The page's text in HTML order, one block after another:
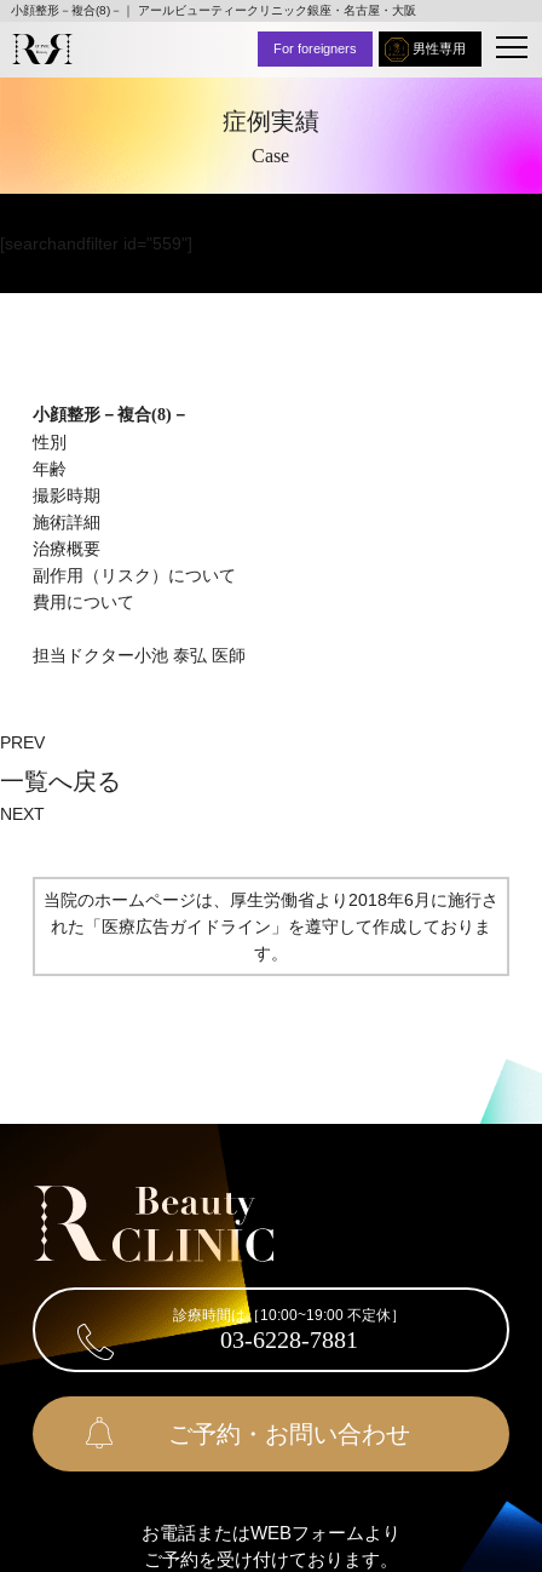
小顔整形－複合(8)－｜ アールビューティークリニック銀座・名古屋・大阪
男性専用
For foreigners
症例実績
Case
[searchandfilter id="559"]
小顔整形－複合(8)－
性別
年齢
撮影時期
施術詳細
治療概要
副作⽤（リスク）について
費⽤について
担当ドクター小池 泰弘 医師
PREV
⼀覧へ戻る
NEXT
当院のホームページは、厚生労働省より2018年6月に施行さ
れた 「医療広告ガイドライン」を遵守して作成しておりま
す。
診療時間は［10:00~19:00 不定休］
03-6228-7881
ご予約・お問い合わせ
お電話またはWEBフォームより
ご予約を受け付けております。